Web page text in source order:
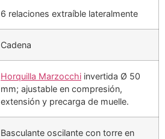
6 relaciones extraíble lateralmente
Cadena
Horquilla Marzocchi invertida Ø 50
mm; ajustable en compresión,
extensión y precarga de muelle.
Basculante oscilante con torre en